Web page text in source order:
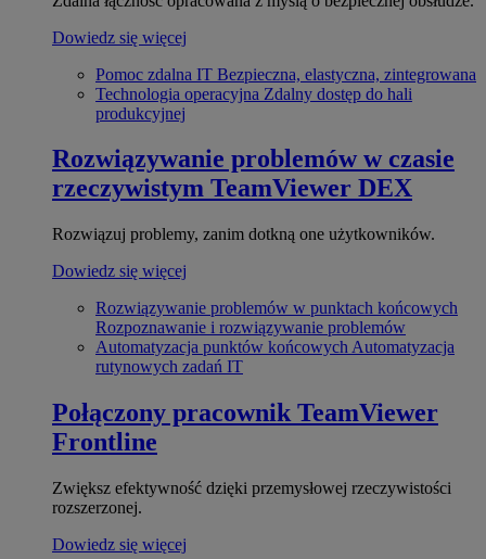
Dowiedz się więcej
Pomoc zdalna IT Bezpieczna, elastyczna, zintegrowana
Technologia operacyjna Zdalny dostęp do hali
produkcyjnej
Rozwiązywanie problemów w czasie
rzeczywistym TeamViewer DEX
Rozwiązuj problemy, zanim dotkną one użytkowników.
Dowiedz się więcej
Rozwiązywanie problemów w punktach końcowych
Rozpoznawanie i rozwiązywanie problemów
Automatyzacja punktów końcowych Automatyzacja
rutynowych zadań IT
Połączony pracownik TeamViewer
Frontline
Zwiększ efektywność dzięki przemysłowej rzeczywistości
rozszerzonej.
Dowiedz się więcej